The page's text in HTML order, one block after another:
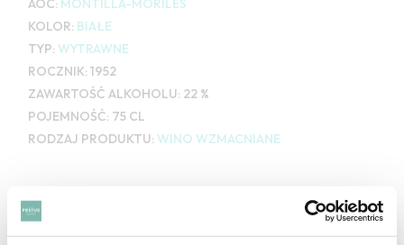
AOC: MONTILLA-MORILES
KOLOR: BIAŁE
TYP: WYTRAWNE
ROCZNIK: 1952
ZAWARTOŚĆ ALKOHOLU: 22 %
POJEMNOŚĆ: 75 CL
RODZAJ PRODUKTU: WINO WZMACNIANE
ZOBACZ TAKŻE